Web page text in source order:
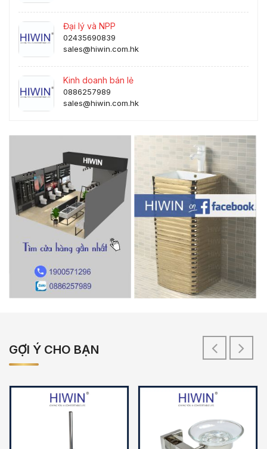
Đại lý và NPP
02435690839
sales@hiwin.com.hk
Kinh doanh bán lẻ
0886257989
sales@hiwin.com.hk
GỢI Ý CHO BẠN